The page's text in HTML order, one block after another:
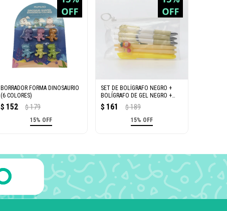
BORRADOR FORMA DINOSAURIO
(6 COLORES)
$ 152 $ 179
15% OFF
SET DE BOLÍGRAFO NEGRO +
BOLÍGRAFO DE GEL NEGRO +
RESALTADOR AMARILLO (6
PIEZAS)
$ 161 $ 189
15% OFF